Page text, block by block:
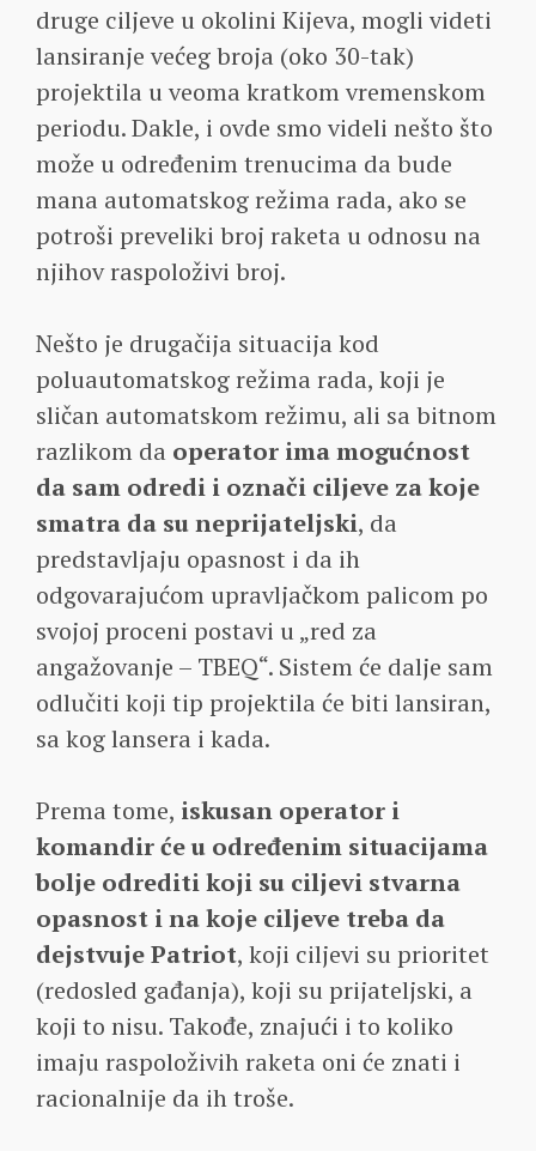
druge ciljeve u okolini Kijeva, mogli videti
lansiranje većeg broja (oko 30-tak)
projektila u veoma kratkom vremenskom
periodu. Dakle, i ovde smo videli nešto što
može u određenim trenucima da bude
mana automatskog režima rada, ako se
potroši preveliki broj raketa u odnosu na
njihov raspoloživi broj.
Nešto je drugačija situacija kod
poluautomatskog režima rada, koji je
sličan automatskom režimu, ali sa bitnom
razlikom da operator ima mogućnost
da sam odredi i označi ciljeve za koje
smatra da su neprijateljski, da
predstavljaju opasnost i da ih
odgovarajućom upravljačkom palicom po
svojoj proceni postavi u „red za
angažovanje – TBEQ“. Sistem će dalje sam
odlučiti koji tip projektila će biti lansiran,
sa kog lansera i kada.
Prema tome, iskusan operator i
komandir će u određenim situacijama
bolje odrediti koji su ciljevi stvarna
opasnost i na koje ciljeve treba da
dejstvuje Patriot, koji ciljevi su prioritet
(redosled gađanja), koji su prijateljski, a
koji to nisu. Takođe, znajući i to koliko
imaju raspoloživih raketa oni će znati i
racionalnije da ih troše.